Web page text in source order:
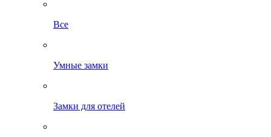
Все
Умные замки
Замки для отелей